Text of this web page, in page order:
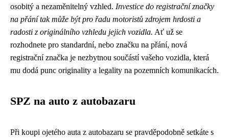
osobitý a nezaměnitelný vzhled. Investice do registrační značky
na přání tak může být pro řadu motoristů zdrojem hrdosti a
radosti z originálního vzhledu jejich vozidla. Ať už se
rozhodnete pro standardní, nebo značku na přání, nová
registrační značka je nezbytnou součástí vašeho vozidla, která
mu dodá punc originality a legality na pozemních komunikacích.
SPZ na auto z autobazaru
Při koupi ojetého auta z autobazaru se pravděpodobně setkáte s